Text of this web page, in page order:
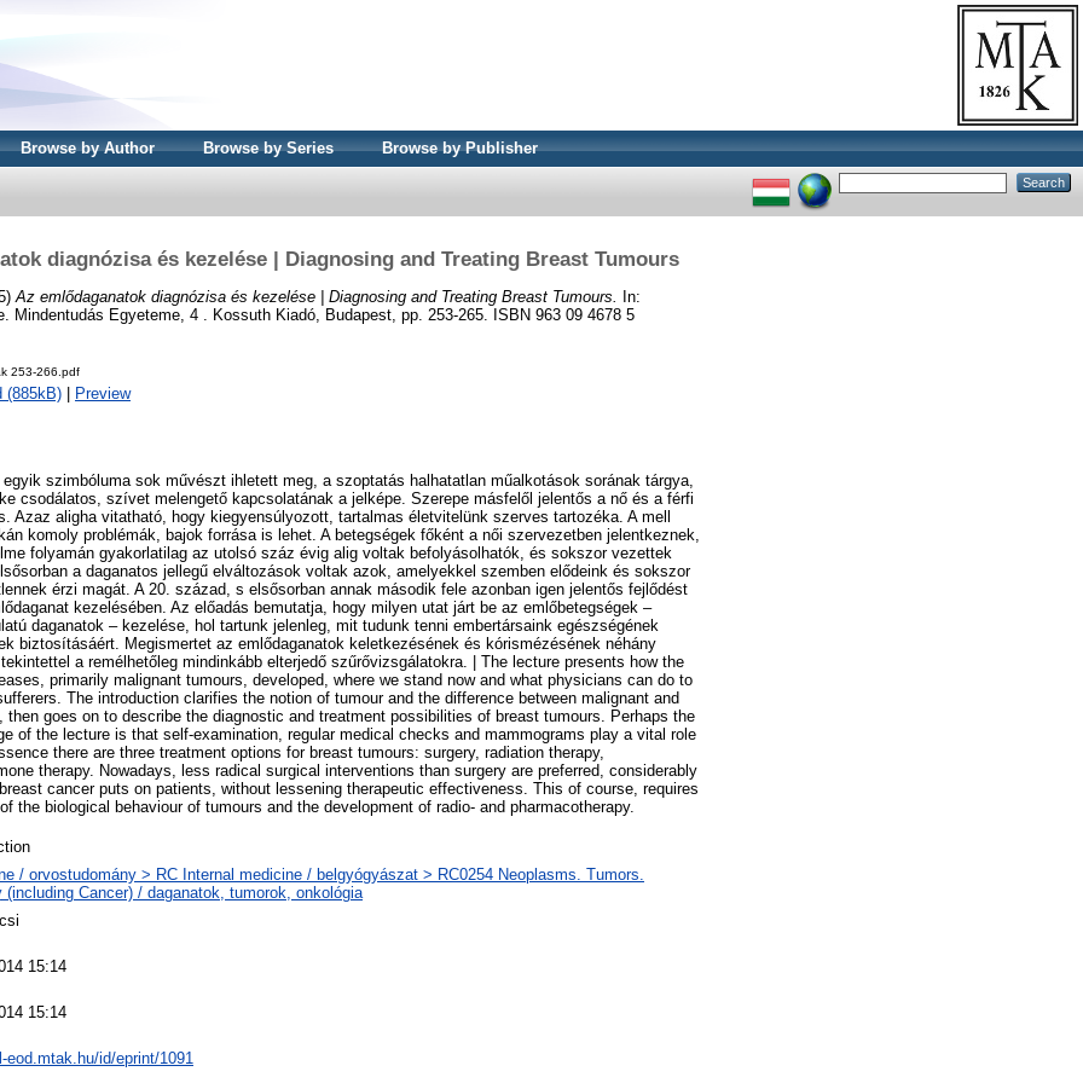
Browse by Author Browse by Series Browse by Publisher
diagnózisa és kezelése | Diagnosing and Treating Breast Tumours
Az emlődaganatok diagnózisa és kezelése | Diagnosing and Treating Breast Tumours.
In:
Mindentudás Egyeteme, 4 . Kossuth Kiadó, Budapest, pp. 253-265. ISBN 963 09 4678 5
253-266.pdf
(885kB) Preview
szimbóluma sok művészt ihletett meg, a szoptatás halhatatlan műalkotások sorának tárgya,
csodálatos, szívet melengető kapcsolatának a jelképe. Szerepe másfelől jelentős a nő és a férfi
Azaz aligha vitatható, hogy kiegyensúlyozott, tartalmas életvitelünk szerves tartozéka. A mell
komoly problémák, bajok forrása is lehet. A betegségek főként a női szervezetben jelentkeznek,
folyamán gyakorlatilag az utolsó száz évig alig voltak befolyásolhatók, és sokszor vezettek
a daganatos jellegű elváltozások voltak azok, amelyekkel szemben elődeink és sokszor
érzi magát. A 20. század, s elsősorban annak második fele azonban igen jelentős fejlődést
kezelésében. Az előadás bemutatja, hogy milyen utat járt be az emlőbetegségek –
daganatok – kezelése, hol tartunk jelenleg, mit tudunk tenni embertársaink egészségének
biztosításáért. Megismertet az emlődaganatok keletkezésének és kórismézésének néhány
a remélhetőleg mindinkább elterjedő szűrővizsgálatokra. | The lecture presents how the
primarily malignant tumours, developed, where we stand now and what physicians can do to
The introduction clarifies the notion of tumour and the difference between malignant and
then goes on to describe the diagnostic and treatment possibilities of breast tumours. Perhaps the
of the lecture is that self-examination, regular medical checks and mammograms play a vital role
there are three treatment options for breast tumours: surgery, radiation therapy,
therapy. Nowadays, less radical surgical interventions than surgery are preferred, considerably
cancer puts on patients, without lessening therapeutic effectiveness. This of course, requires
the biological behaviour of tumours and the development of radio- and pharmacotherapy.
/ orvostudomány > RC Internal medicine / belgyógyászat > RC0254 Neoplasms. Tumors.
(including Cancer) / daganatok, tumorok, onkológia
15:14
15:14
eod.mtak.hu/id/eprint/1091